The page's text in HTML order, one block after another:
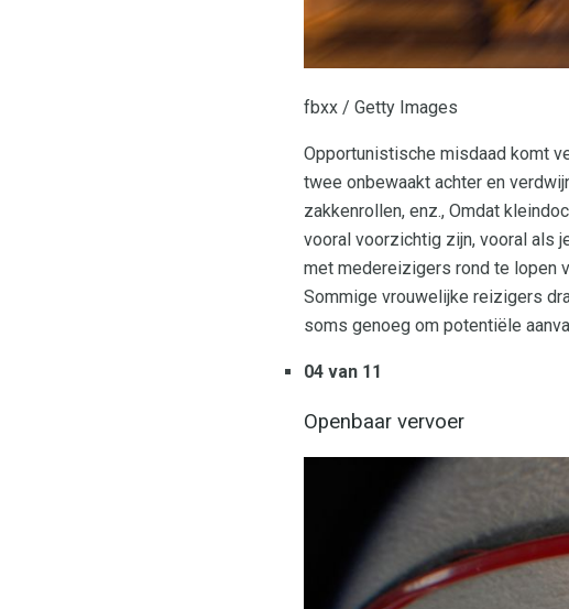
fbxx / Getty Images
Opportunistische misdaad komt
twee onbewaakt achter en
zakkenrollen, enz., Omdat
vooral voorzichtig zijn, vooral als
met medereizigers rond te lopen
Sommige vrouwelijke reizigers
soms genoeg om potentiële
04 van 11
Openbaar vervoer